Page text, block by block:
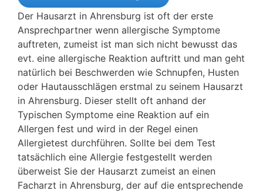
Der Hausarzt in Ahrensburg ist oft der erste
Ansprechpartner wenn allergische Symptome
auftreten, zumeist ist man sich nicht bewusst das
evt. eine allergische Reaktion auftritt und man geht
natürlich bei Beschwerden wie Schnupfen, Husten
oder Hautausschlägen erstmal zu seinem Hausarzt
in Ahrensburg. Dieser stellt oft anhand der
Typischen Symptome eine Reaktion auf ein
Allergen fest und wird in der Regel einen
Allergietest durchführen. Sollte bei dem Test
tatsächlich eine Allergie festgestellt werden
überweist Sie der Hausarzt zumeist an einen
Facharzt in Ahrensburg, der auf die entsprechende